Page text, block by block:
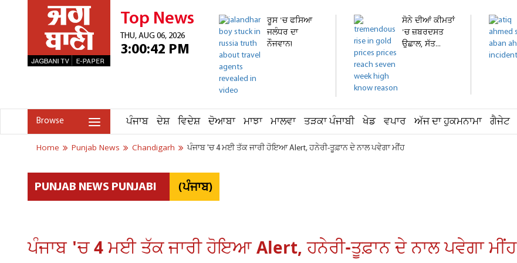
Top News
THU, AUG 06, 2026
3:00:42 PM
ਰੂਸ 'ਚ ਫਸਿਆ
ਜਲੰਧਰ ਦਾ
ਨੌਜਵਾਨ!
ਸੋਨੇ ਦੀਆਂ ਕੀਮਤਾਂ
'ਚ ਜ਼ਬਰਦਸਤ
ਉਛਾਲ, ਸੱਤ...
Browse ਪੰਜਾਬ ਦੇਸ਼ ਵਿਦੇਸ਼ ਦੋਆਬਾ ਮਾਝਾ ਮਾਲਵਾ ਤੜਕਾ ਪੰਜਾਬੀ ਖੇਡ ਵਪਾਰ ਅੱਜ ਦਾ ਹੁਕਮਨਾਮਾ ਗੈਜੇਟ
Home Punjab News Chandigarh ਪੰਜਾਬ 'ਚ 4 ਮਈ ਤੱਕ ਜਾਰੀ ਹੋਇਆ Alert, ਹਨੇਰੀ-ਤੂਫ਼ਾਨ ਦੇ ਨਾਲ ਪਵੇਗਾ ਮੀਂਹ
PUNJAB NEWS PUNJABI (ਪੰਜਾਬ)
ਪੰਜਾਬ 'ਚ 4 ਮਈ ਤੱਕ ਜਾਰੀ ਹੋਇਆ Alert, ਹਨੇਰੀ-ਤੂਫ਼ਾਨ ਦੇ ਨਾਲ ਪਵੇਗਾ ਮੀਂਹ